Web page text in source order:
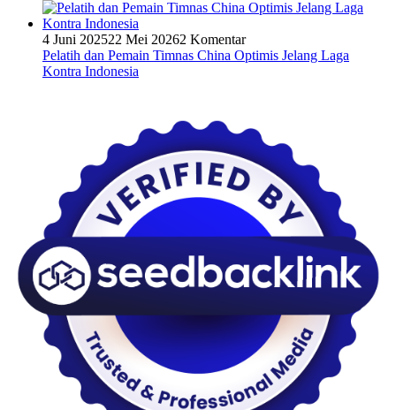
4 Juni 202522 Mei 20262 Komentar
Pelatih dan Pemain Timnas China Optimis Jelang Laga
Kontra Indonesia